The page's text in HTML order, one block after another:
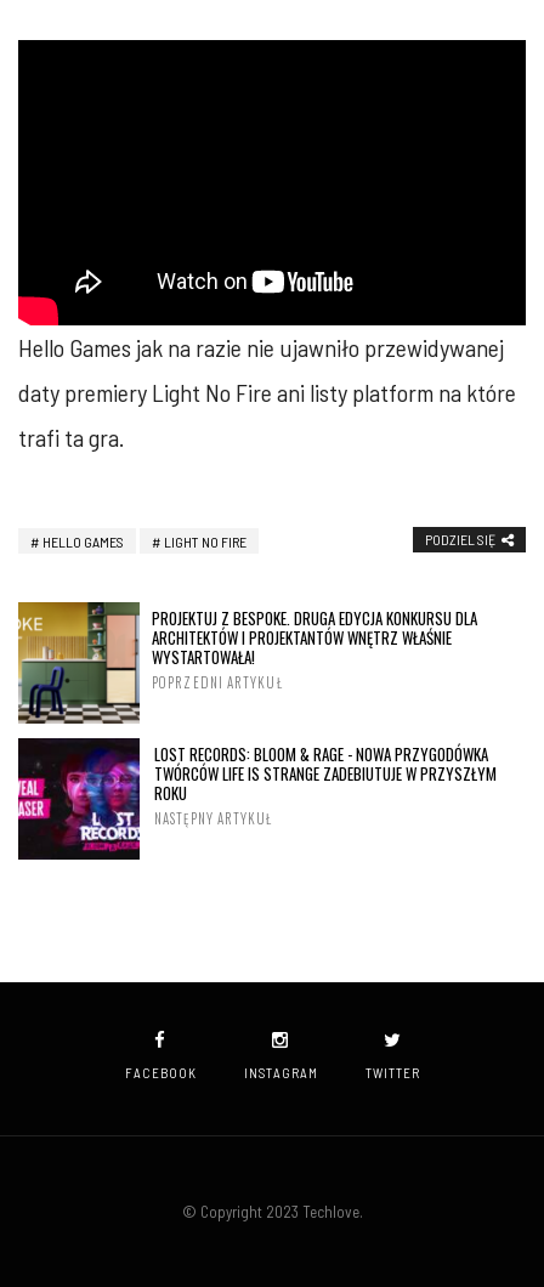
Hello Games jak na razie nie ujawniło przewidywanej
daty premiery Light No Fire ani listy platform na które
trafi ta gra.
HELLO GAMES LIGHT NO FIRE PODZIEL SIĘ
PROJEKTUJ Z BESPOKE. DRUGA EDYCJA KONKURSU DLA
ARCHITEKTÓW I PROJEKTANTÓW WNĘTRZ WŁAŚNIE
WYSTARTOWAŁA!
POPRZEDNI ARTYKUŁ
LOST RECORDS: BLOOM & RAGE - NOWA PRZYGODÓWKA
TWÓRCÓW LIFE IS STRANGE ZADEBIUTUJE W PRZYSZŁYM
ROKU
NASTĘPNY ARTYKUŁ
FACEBOOK INSTAGRAM TWITTER
© Copyright 2023 Techlove.